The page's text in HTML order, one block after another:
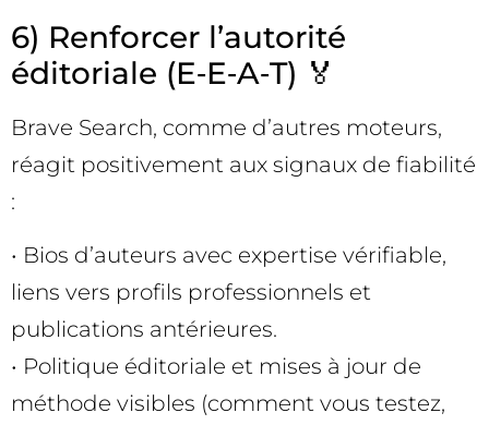
6) Renforcer l’autorité
éditoriale (E‑E‑A‑T) 🏅
Brave Search, comme d’autres moteurs,
réagit positivement aux signaux de fiabilité
:
• Bios d’auteurs avec expertise vérifiable,
liens vers profils professionnels et
publications antérieures.
• Politique éditoriale et mises à jour de
méthode visibles (comment vous testez,